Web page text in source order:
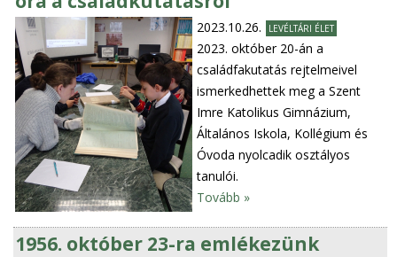
2023.10.26. LEVÉLTÁRI ÉLET
2023. október 20-án a
családfakutatás rejtelmeivel
ismerkedhettek meg a Szent
Imre Katolikus Gimnázium,
Általános Iskola, Kollégium és
Óvoda nyolcadik osztályos
tanulói.
Tovább »
1956. október 23-ra emlékezünk